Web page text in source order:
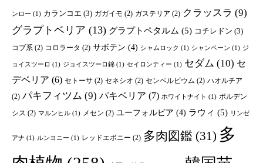
ンロー (1) カランコエ (3) ガガイモ (2) ガステリア (2) クラッスラ (9)
グラプトベリア (13) グラプトペタルム (5) コチレドン (3)
コブ系 (2) コロラータ (2) サボテン (4) シャムロック (1) シャンペーン (1) ジ
ョイスツーロ (1) ジョイスツーロ錦 (1) セイロンティー (1) セダム (10) セ
デベリア (6) セトーサ (2) セネシオ (2) センペルビウム (2) ハオルチア
(2) パキフィツム (9) パキベリア (7) ホワイトナイト (1) ポルデン
シス (2) マルンヒル (1) メセン (2) ユーフォルビア (4) ラウィ (5) リンゼ
アナ (1) ルンヨニー (1) レッドエボニー (2) 多肉図鑑 (31) 多